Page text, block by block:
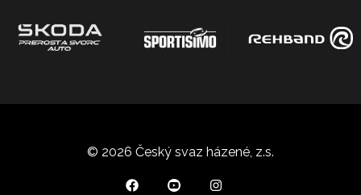
© 2026 Český svaz házené, z.s.